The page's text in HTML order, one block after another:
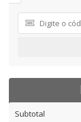
Subtotal